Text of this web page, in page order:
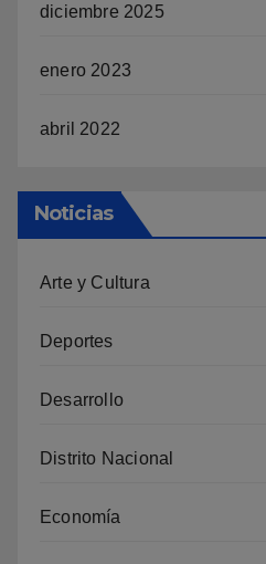
diciembre 2025
enero 2023
abril 2022
Noticias
Arte y Cultura
Deportes
Desarrollo
Distrito Nacional
Economía